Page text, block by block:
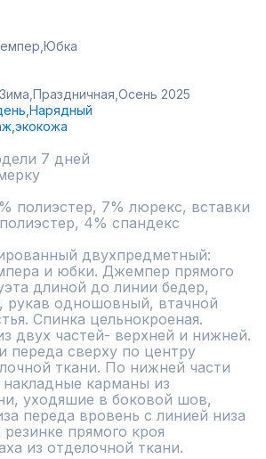
Юбка
Праздничная, Осень 2025
Нарядный
экокожа
7 дней
полиэстер, 7% люрекс, вставки
4% спандекс
двухпредметный:
и юбки. Джемпер прямого
длиной до линии бедер,
рукав одношовный, втачной
Спинка цельнокроеная.
двух частей- верхней и нижней.
переда сверху по центру
ткани. По нижней части
карманы из
уходяшие в боковой шов,
переда вровень с линией низа
прямого кроя
из отделочной ткани.